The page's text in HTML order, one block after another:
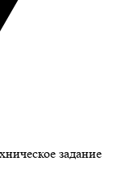
задание